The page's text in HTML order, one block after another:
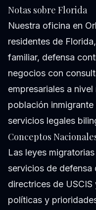
Notas sobre Florida
Nuestra oficina en
residentes de
familiar, defensa
negocios con
empresariales a
población
servicios legales
Conceptos
Las leyes
servicios de defensa
directrices de
políticas y